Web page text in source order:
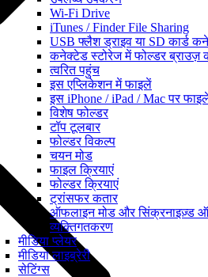
Wi-Fi Drive
iTunes / Finder File Sharing
USB फ्लैश ड्राइव या SD कार्ड
कनेक्टेड स्टोरेज में फोल्डर ब्राउज़
त्वरित पहुंच
इस एप्लिकेशन में फाइलें
इस iPhone / iPad / Mac पर
विशेष फोल्डर
टॉप टूलबार
फोल्डर विकल्प
चयन मोड
फाइल क्रियाएं
फोल्डर क्रियाएं
ट्रांसफर कतार
ऑफलाइन मोड और सिंक्रनाइज़्ड
व्यक्तिगतकरण
मीडिया प्लेयर
मीडिया लाइब्रेरी
सेटिंग्स